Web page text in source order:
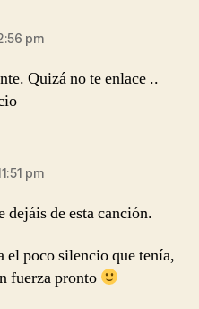
pm
Quizá no te enlace ..
pm
dejáis de esta canción.
el poco silencio que tenía,
fuerza pronto